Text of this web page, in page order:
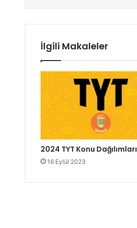
İlgili Makaleler
2024 TYT Konu Dağılımları
16 Eylül 2023